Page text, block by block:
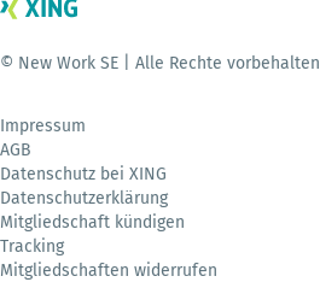
© New Work SE | Alle Rechte vorbehalten
Impressum
AGB
Datenschutz bei XING
Datenschutzerklärung
Mitgliedschaft kündigen
Tracking
Mitgliedschaften widerrufen